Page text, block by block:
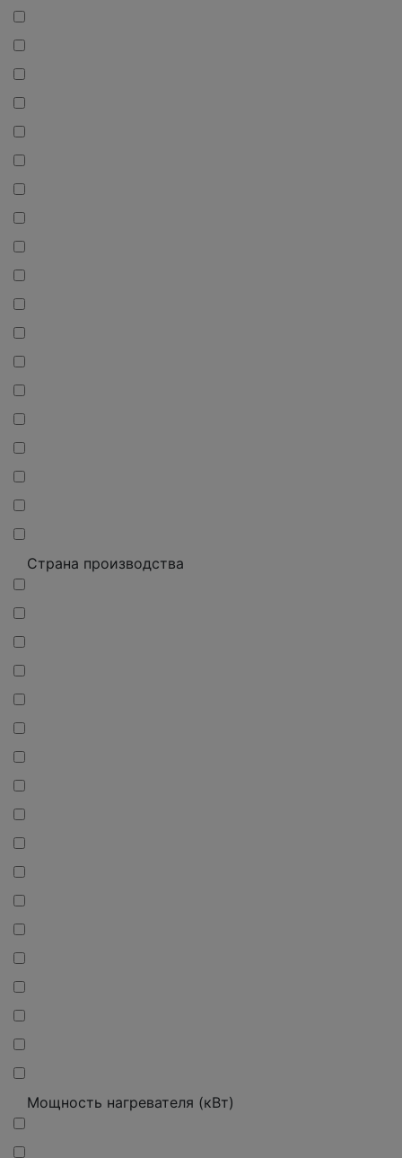
Страна производства
Мощность нагревателя (кВт)